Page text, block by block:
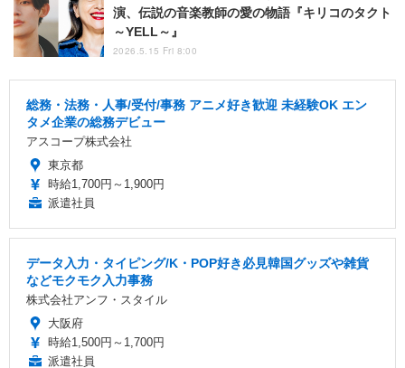
演、伝説の音楽教師の愛の物語『キリコのタクト
～YELL～』
2026.5.15 Fri 8:00
総務・法務・人事/受付/事務 アニメ好き歓迎 未経験OK エン
タメ企業の総務デビュー
アスコープ株式会社
東京都
時給1,700円～1,900円
派遣社員
データ入力・タイピング/K・POP好き必見韓国グッズや雑貨
などモクモク入力事務
株式会社アンフ・スタイル
大阪府
時給1,500円～1,700円
派遣社員